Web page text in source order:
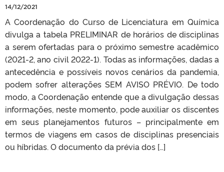
14/12/2021
A Coordenação do Curso de Licenciatura em Química
divulga a tabela PRELIMINAR de horários de disciplinas
a serem ofertadas para o próximo semestre acadêmico
(2021-2, ano civil 2022-1). Todas as informações, dadas a
antecedência e possíveis novos cenários da pandemia,
podem sofrer alterações SEM AVISO PRÉVIO. De todo
modo, a Coordenação entende que a divulgação dessas
informações, neste momento, pode auxiliar os discentes
em seus planejamentos futuros – principalmente em
termos de viagens em casos de disciplinas presenciais
ou híbridas. O documento da prévia dos […]